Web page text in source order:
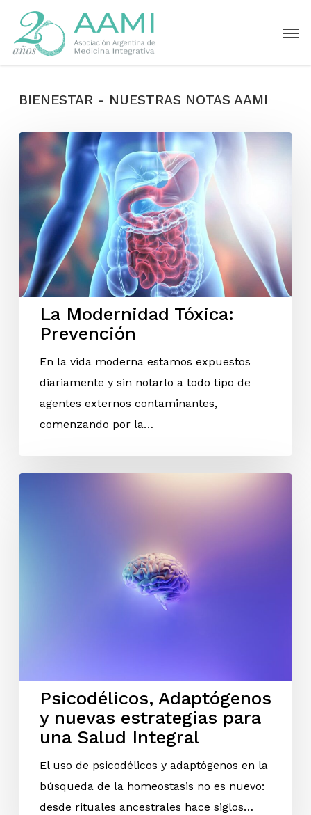
main
BIENESTAR - NUESTRAS NOTAS AAMI
La Modernidad Tóxica:
Prevención
En la vida moderna estamos expuestos
diariamente y sin notarlo a todo tipo de
agentes externos contaminantes,
comenzando por la…
Psicodélicos, Adaptógenos
y nuevas estrategias para
una Salud Integral
El uso de psicodélicos y adaptógenos en la
búsqueda de la homeostasis no es nuevo:
desde rituales ancestrales hace siglos…